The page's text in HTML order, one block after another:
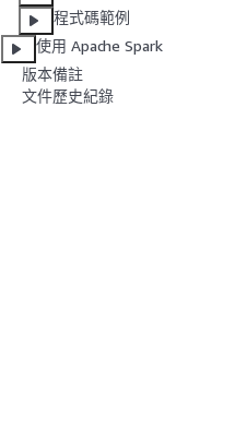
程式碼範例
使用 Apache Spark
版本備註
文件歷史紀錄